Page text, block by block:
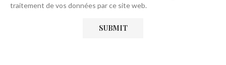
traitement de vos données par ce site web.